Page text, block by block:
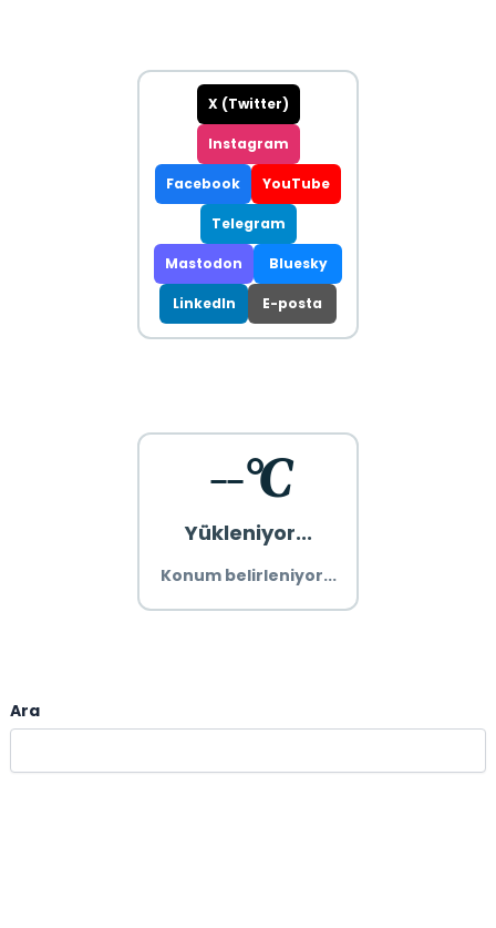
X (Twitter)
Instagram
Facebook YouTube
Telegram
Mastodon Bluesky
LinkedIn E-posta
--°C
Yükleniyor...
Konum belirleniyor...
Ara